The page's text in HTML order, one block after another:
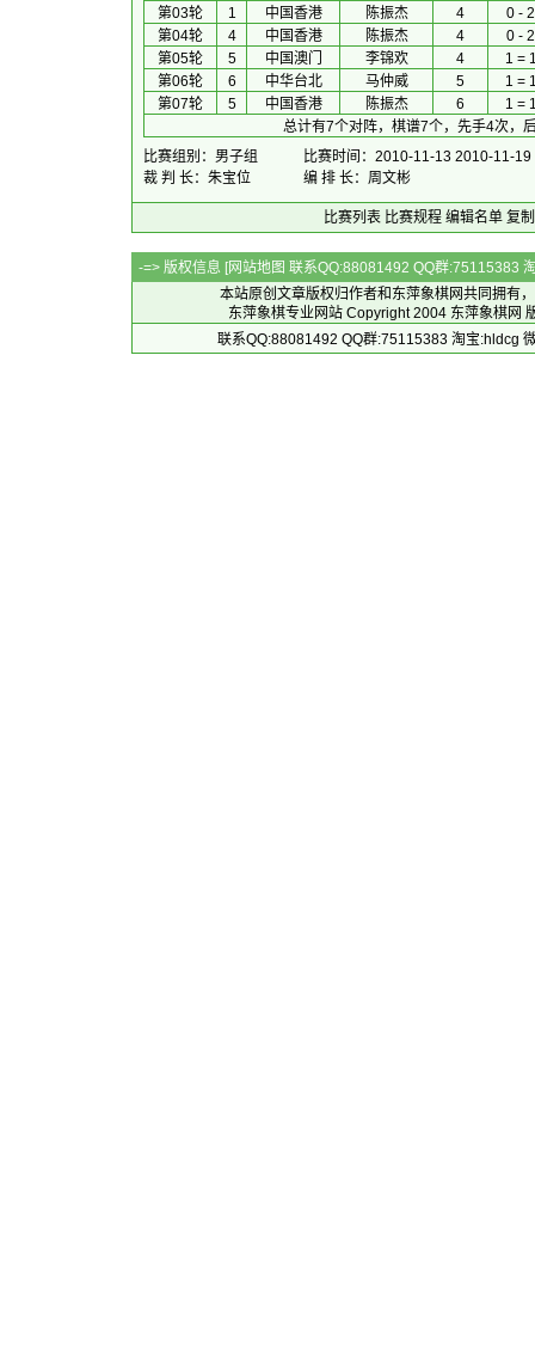
第03轮
1 中国香港 陈振杰 4
0 - 2
第04轮
4 中国香港 陈振杰 4
0 - 2
第05轮
5 中国澳门 李锦欢 4
1 =
第06轮
6 中华台北 马仲威 5
1 =
第07轮
5 中国香港 陈振杰 6
1 =
总计有7个对阵，棋谱7个，先手4次，
比赛组别：男子组
比赛时间：2010-11-13 2010-11-19
裁 判 长：朱宝位
编 排 长：周文彬
比赛列表 比赛规程 编辑名单 复
-=> 版权信息 [网站地图 联系QQ:88081492 QQ群:75115383
本站原创文章版权归作者和 东萍象棋网共同拥有
东萍象棋专业网站 Copyright 2004 东萍象棋网
联系QQ:88081492 QQ群:75115383 淘宝:hldcg